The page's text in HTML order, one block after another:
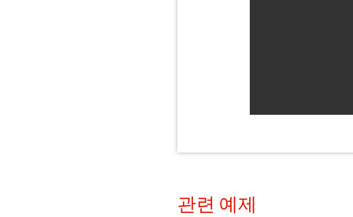
관련 예제